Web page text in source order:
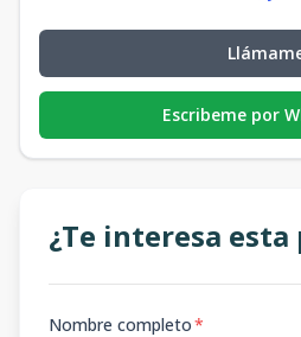
Escribeme por
¿Te interesa esta
Nombre completo*